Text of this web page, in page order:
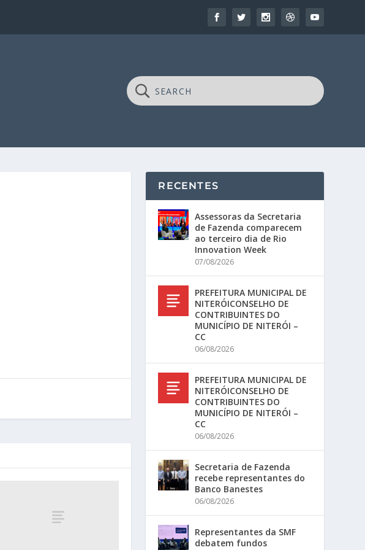
RECENTES
Assessoras da Secretaria
de Fazenda comparecem
ao terceiro dia de Rio
Innovation Week
07/08/2026
PREFEITURA MUNICIPAL DE
NITERÓICONSELHO DE
CONTRIBUINTES DO
MUNICÍPIO DE NITERÓI –
CC
06/08/2026
PREFEITURA MUNICIPAL DE
NITERÓICONSELHO DE
CONTRIBUINTES DO
MUNICÍPIO DE NITERÓI –
CC
06/08/2026
Secretaria de Fazenda
recebe representantes do
Banco Banestes
06/08/2026
Representantes da SMF
debatem fundos